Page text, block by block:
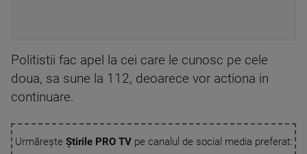
Politistii fac apel la cei care le cunosc pe cele
doua, sa sune la 112, deoarece vor actiona in
continuare.
Urmărește Știrile PRO TVpe canalul de social media preferat: